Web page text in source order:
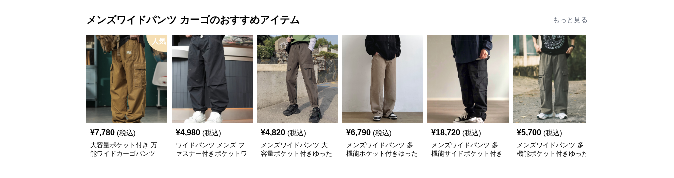
メンズワイドパンツ カーゴのおすすめアイテム もっと見る
人気
¥7,780 (税込)
大容量ポケット付き 万
能ワイドカーゴパンツ
¥4,980 (税込)
ワイドパンツ メンズ フ
ァスナー付きポケットワ
¥4,820 (税込)
メンズワイドパンツ 大
容量ポケット付きゆった
¥6,790 (税込)
メンズワイドパンツ 多
機能ポケット付きゆった
¥18,720 (税込)
メンズワイドパンツ 多
機能サイドポケット付き
¥5,700 (税込)
メンズワイドパンツ 多
機能ポケット付きゆった